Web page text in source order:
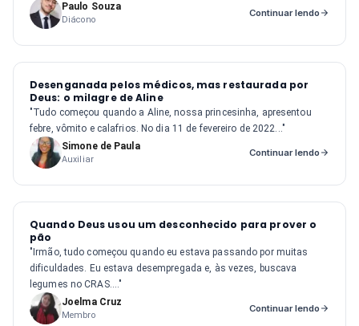
Paulo Souza
Diácono
Continuar lendo
Desenganada pelos médicos, mas restaurada por
Deus: o milagre de Aline
"Tudo começou quando a Aline, nossa princesinha, apresentou
febre, vômito e calafrios. No dia 11 de fevereiro de 2022..."
Simone de Paula
Auxiliar
Continuar lendo
Quando Deus usou um desconhecido para prover o
pão
"Irmão, tudo começou quando eu estava passando por muitas
dificuldades. Eu estava desempregada e, às vezes, buscava
legumes no CRAS...."
Joelma Cruz
Membro
Continuar lendo